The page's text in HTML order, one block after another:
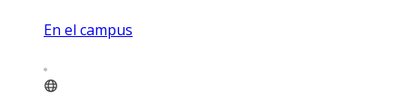
En el campus